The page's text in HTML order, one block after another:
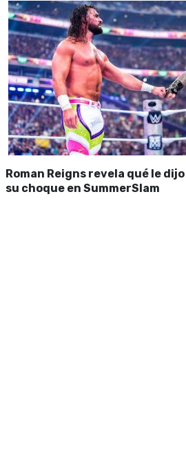
Roman Reigns revela qué le
su choque en SummerSlam